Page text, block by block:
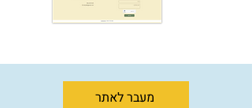
מעבר לאתר